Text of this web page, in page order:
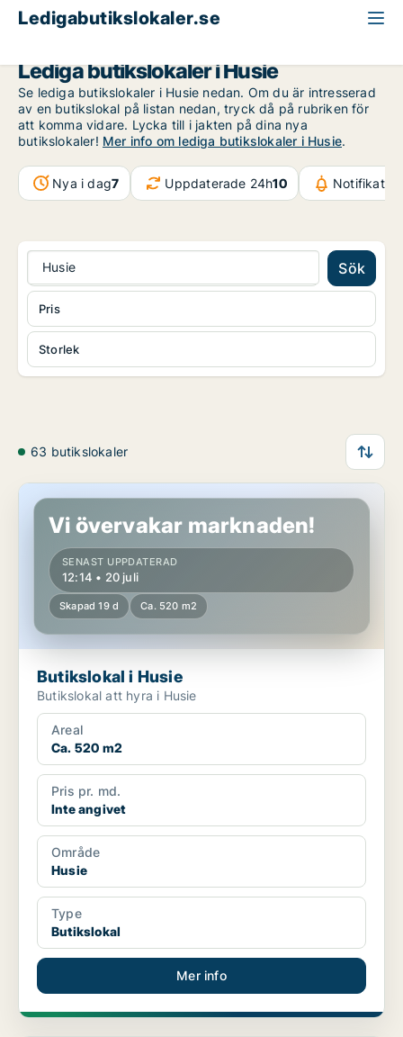
Ledigabutikslokaler.se
Lediga butikslokaler i Husie
Se lediga butikslokaler i Husie nedan. Om du är intresserad
av en butikslokal på listan nedan, tryck då på rubriken för
att komma vidare. Lycka till i jakten på dina nya
butikslokaler! Mer info om lediga butikslokaler i Husie.
Nya i dag7 Uppdaterade 24h10
Husie Sök
Storlek
Pris
63 butikslokaler
Butikslokal i Husie
Vi övervakar marknaden!
SENAST UPPDATERAD
12:14 • 20 juli
Skapad 19 d Ca. 520 m2
Butikslokal i Husie
Butikslokal att hyra i Husie
Areal
Ca. 520 m2
Pris pr. md.
Inte angivet
Område
Husie
Type
Butikslokal
Mer info